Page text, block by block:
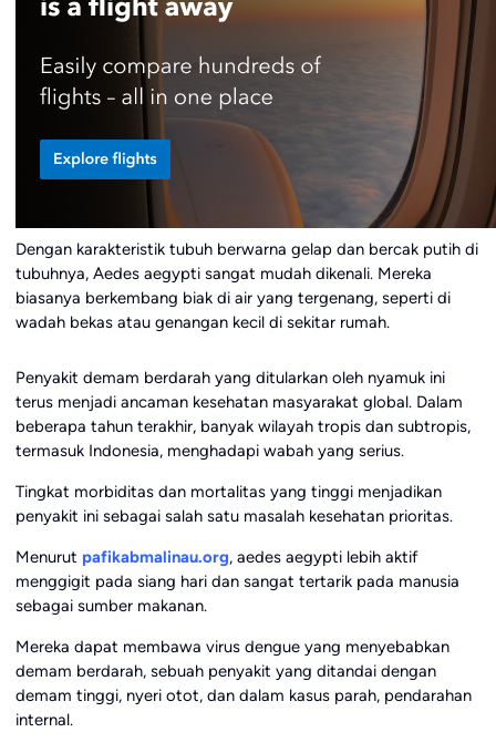
Dengan karakteristik tubuh berwarna gelap dan bercak putih di
tubuhnya, Aedes aegypti sangat mudah dikenali. Mereka
biasanya berkembang biak di air yang tergenang, seperti di
wadah bekas atau genangan kecil di sekitar rumah.
Penyakit demam berdarah yang ditularkan oleh nyamuk ini
terus menjadi ancaman kesehatan masyarakat global. Dalam
beberapa tahun terakhir, banyak wilayah tropis dan subtropis,
termasuk Indonesia, menghadapi wabah yang serius.
Tingkat morbiditas dan mortalitas yang tinggi menjadikan
penyakit ini sebagai salah satu masalah kesehatan prioritas.
Menurut pafikabmalinau.org, aedes aegypti lebih aktif
menggigit pada siang hari dan sangat tertarik pada manusia
sebagai sumber makanan.
Mereka dapat membawa virus dengue yang menyebabkan
demam berdarah, sebuah penyakit yang ditandai dengan
demam tinggi, nyeri otot, dan dalam kasus parah, pendarahan
internal.